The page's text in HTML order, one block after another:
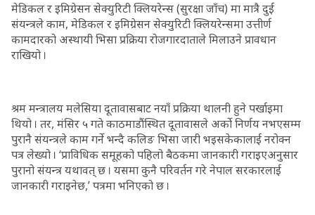
मेडिकल र इमिग्रेसन सेक्युरिटी क्लियरेन्स (सुरक्षा जाँच) मा मात्रै दुई
संयन्त्रले काम, मेडिकल र इमिग्रेसन सेक्युरिटी क्लियरेन्समा उत्तीर्ण
कामदारको अस्थायी भिसा प्रक्रिया रोजगारदाताले मिलाउने प्रावधान
राखियो ।
श्रम मन्त्रालय मलेसिया दूतावासबाट नयाँ प्रक्रिया थालनी हुने पर्खाइमा
थियो । तर, मंसिर ५ गते काठमाडौंस्थित दूतावासले अर्को निर्णय नभएसम्म
पुरानै संयन्त्रले काम गर्ने भन्दै कलिङ भिसा जारी भइसकेकालाई नरोक्न
पत्र लेख्यो । ‘प्राविधिक समूहको पहिलो बैठकमा जानकारी गराइएअनुसार
पुरानो संयन्त्र यथावत् छ । यसमा कुनै परिवर्तन गरे नेपाल सरकारलाई
जानकारी गराइनेछ,’ पत्रमा भनिएको छ ।